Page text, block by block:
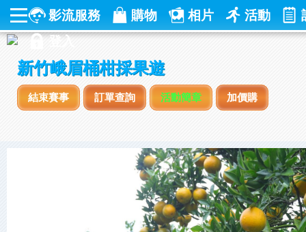
影流服務 購物 相片 活動
登入
新竹峨眉桶柑採果遊
結束賽事 訂單查詢 活動簡章 加價購